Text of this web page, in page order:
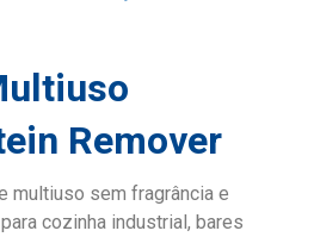
Remover
multiuso sem fragrância e
cozinha industrial, bares